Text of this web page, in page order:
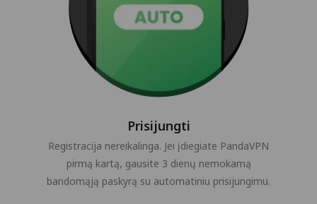
Prisijungti
Registracija nereikalinga. Jei įdiegiate PandaVPN
pirmą kartą, gausite 3 dienų nemokamą
bandomąją paskyrą su automatiniu prisijungimu.